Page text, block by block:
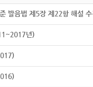
발음법 제5장 제22항 해설
년)